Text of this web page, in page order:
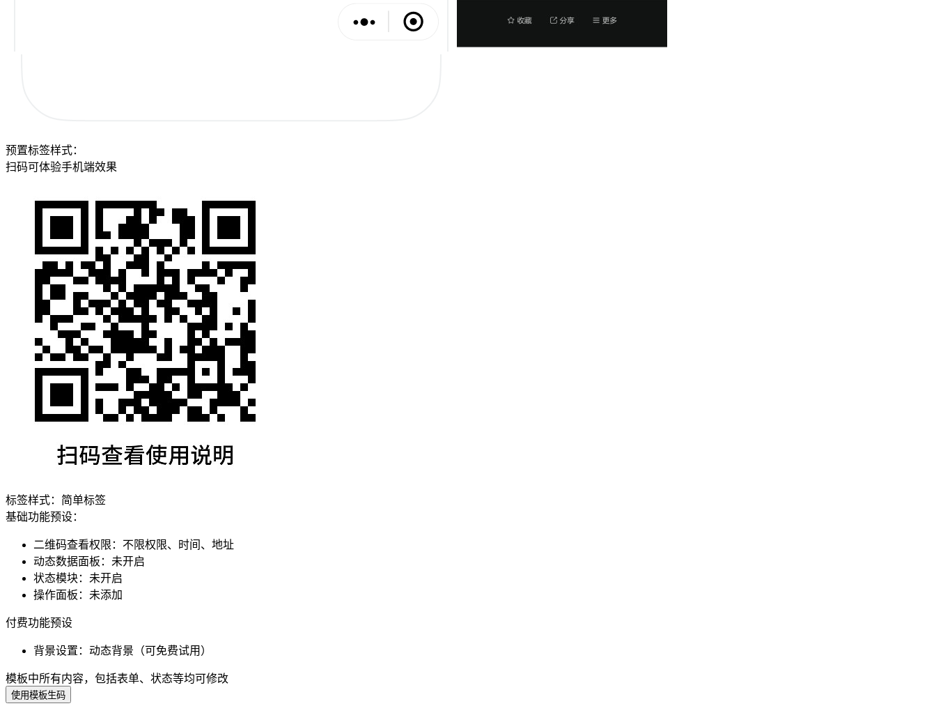
预置标签样式：
扫码可体验手机端效果
标签样式： 简单标签
基础功能预设：
二维码查看权限 ： 不限权限、时间、地址
动态数据面板 ： 未开启
状态模块： 未开启
操作面板 ： 未添加
付费功能预设
背景设置 ： 动态背景（可免费试用）
模板中所有内容，包括表单、状态等均可修改
使用模板生码